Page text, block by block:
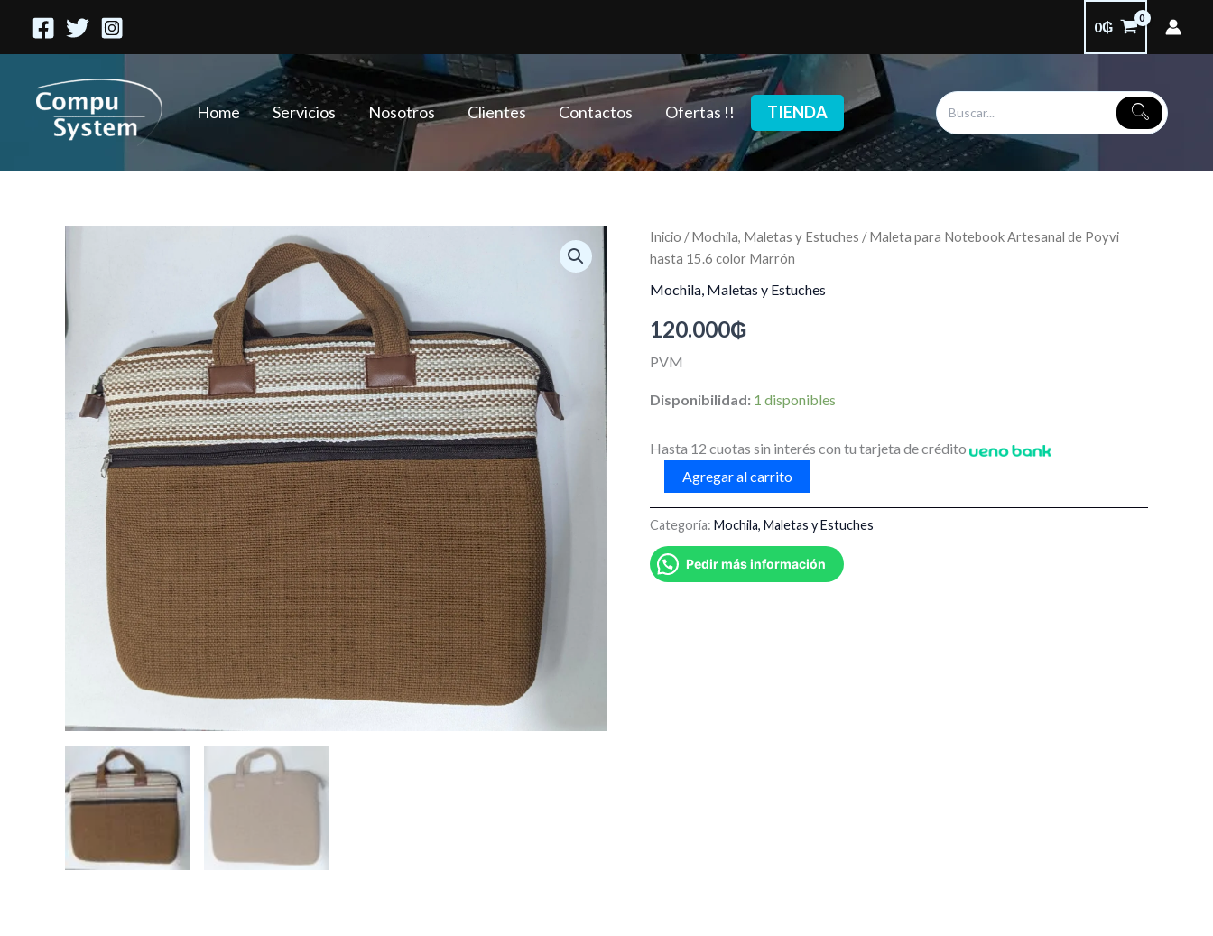
contenido
0₲
Home Servicios Nosotros Clientes Contactos Ofertas !! TIENDA
Inicio /Mochila, Maletas y Estuches / Maleta para Notebook Artesanal de Poyvi
hasta 15.6 color Marrón
Mochila, Maletas y Estuches
120.000₲
PVM
Disponibilidad: 1 disponibles
Hasta 12 cuotas sin interés con tu tarjeta de crédito
Maleta
para
Artesanal
Poyvi
hasta
15.6
Marrón
Agregar al carrito
Categoría: Mochila, Maletas y Estuches
Pedir más información